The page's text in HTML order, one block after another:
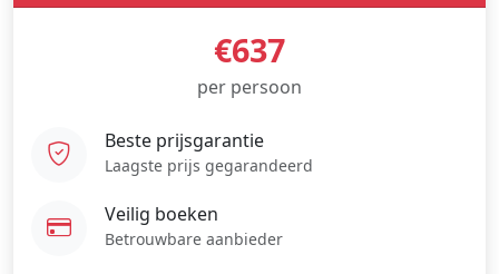
€637
per persoon
Beste prijsgarantie
Laagste prijs gegarandeerd
Veilig boeken
Betrouwbare aanbieder